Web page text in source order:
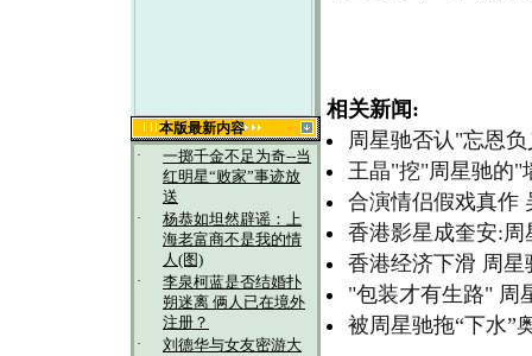
本版最新内容
·
一掷千金不足为奇--当
红明星“败家”事迹放
送
·
杨恭如坦然辟谣：上
海老富商不是我的情
人(图)
·
李泉柯蓝是否结婚扑
朔迷离 俩人已在境外
注册？
·
刘德华与女友密游大
相关新闻:
周星驰否认"忘恩
王晶"挖"周星驰的"
合演情侣假戏真作
香港影星成奎安:
香港经济下滑 周
"包装才有生路" 周
被周星驰拖“下水”